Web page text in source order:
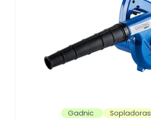
Gadnic Sopladoras